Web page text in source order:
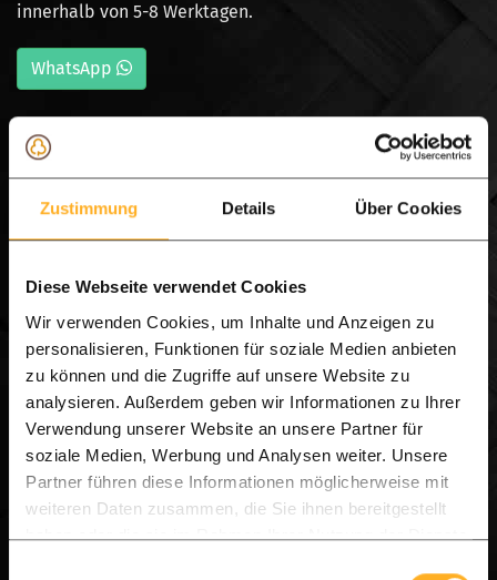
Zustimmung Details Über Cookies
Diese Webseite verwendet Cookies
Wir verwenden Cookies, um Inhalte und Anzeigen zu
personalisieren, Funktionen für soziale Medien anbieten
zu können und die Zugriffe auf unsere Website zu
analysieren. Außerdem geben wir Informationen zu Ihrer
Verwendung unserer Website an unsere Partner für
soziale Medien, Werbung und Analysen weiter. Unsere
Partner führen diese Informationen möglicherweise mit
weiteren Daten zusammen, die Sie ihnen bereitgestellt
haben oder die sie im Rahmen Ihrer Nutzung der Dienste
innerhalb von 5-8 Werktagen.
WhatsApp